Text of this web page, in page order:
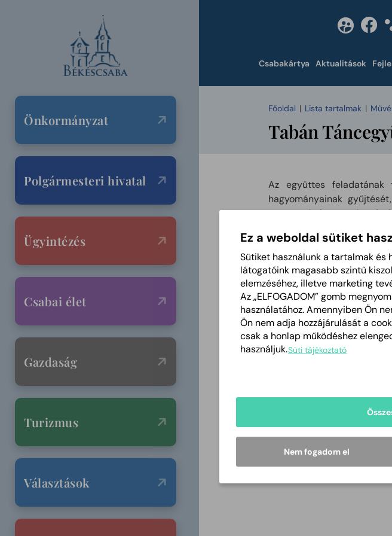
Csabakártya Aktualitások
Önkormányzat
Polgármesteri hivatal
Ügyintézés
Csabai élet
Gazdaság
Turizmus
Választások
Főoldal Lista tartalmak
Tabán
Az együttes
hagyományainak
magyarság
Önálló műsorukkal
versenyeken.
számaikban.
Az együttes 2010 és
kitüntetés a hazai néptánc
Művészeti vezető:
Együttes vezető,
Mestere, 2010. év
http://
Ez a weboldal sütiket
Sütiket használunk a tartalmak és
látogatóink magasabb szintű
elemzéséhez, illetve marketing
Az „ELFOGADOM” gomb
használatához. Amennyiben Ön
Ön nem adja hozzájárulását a
csak a honlap működéshez
használjuk.Süti tájékoztató
Nem fogadom el